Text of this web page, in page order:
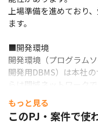
上場準備を進めており
ます。
■開発環境
開発環境（プログラム
開発用DBMS）は本社
らは閉域ネットワーク
もっと見る
このPJ・案件で使